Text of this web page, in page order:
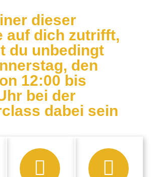
dieser
auf dich zutrifft,
du unbedingt
den
12:00 bis
bei der
dabei sein